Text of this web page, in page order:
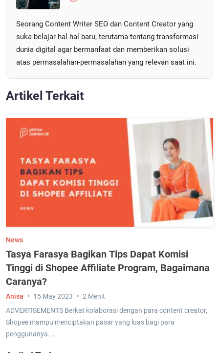
Seorang Content Writer SEO dan Content Creator yang
suka belajar hal-hal baru, terutama tentang transformasi
dunia digital agar bermanfaat dan memberikan solusi
atas permasalahan-permasalahan yang relevan saat ini.
Artikel Terkait
News
Tasya Farasya Bagikan Tips Dapat Komisi
Tinggi di Shopee Affiliate Program, Bagaimana
Caranya?
ADVERTISEMENTS Berkat kolaborasi dengan para content creator,
Shopee mampu menciptakan pasar yang luas bagi para
penggunanya. …
Anisa 15 May 2023 2 Menit